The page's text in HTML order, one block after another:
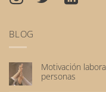
BLOG
Motivación
personas